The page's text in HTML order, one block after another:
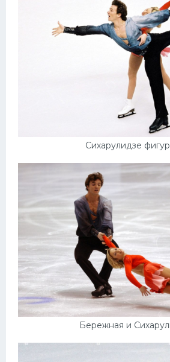
Сихарулидзе
Бережная и